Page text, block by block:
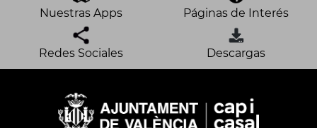
Nuestras Apps Páginas de Interés
Redes Sociales Descargas